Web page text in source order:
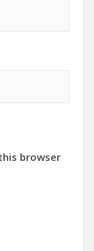
browser